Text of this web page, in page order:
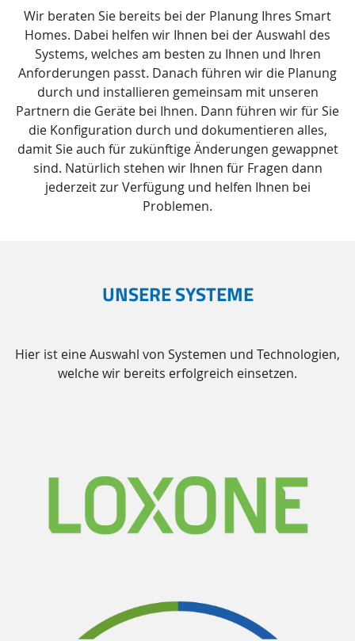
Wir beraten Sie bereits bei der Planung Ihres Smart
Homes. Dabei helfen wir Ihnen bei der Auswahl des
Systems, welches am besten zu Ihnen und Ihren
Anforderungen passt. Danach führen wir die Planung
durch und installieren gemeinsam mit unseren
Partnern die Geräte bei Ihnen. Dann führen wir für Sie
die Konfiguration durch und dokumentieren alles,
damit Sie auch für zukünftige Änderungen gewappnet
sind. Natürlich stehen wir Ihnen für Fragen dann
jederzeit zur Verfügung und helfen Ihnen bei
Problemen.
UNSERE SYSTEME
Hier ist eine Auswahl von Systemen und Technologien,
welche wir bereits erfolgreich einsetzen.